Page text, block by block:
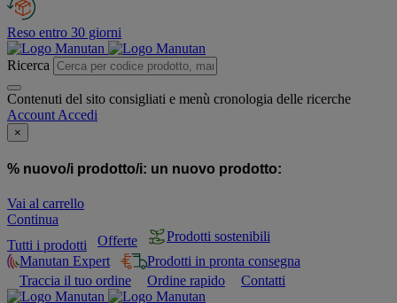
Reso entro 30 giorni
Ricerca
Contenuti del sito consigliati e menù cronologia delle ricerche
Account Accedi
×
% nuovo/i prodotto/i: un nuovo prodotto:
Vai al carrello
Continua
Tutti i prodotti
Offerte
Prodotti sostenibili
Manutan Expert
Prodotti in pronta consegna
Traccia il tuo ordine
Ordine rapido Contatti